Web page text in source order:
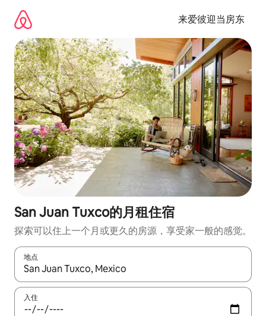
来爱彼迎当房东
San Juan Tuxco的月租住宿
探索可以住上一个月或更久的房源，享受家一般的感觉。
地点
如有搜索结果，请使用上下方向键查看，或通过点击或滑动手势
入住